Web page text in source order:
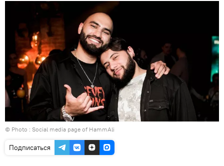
© Photo : Social media page of HammAli
Подписаться